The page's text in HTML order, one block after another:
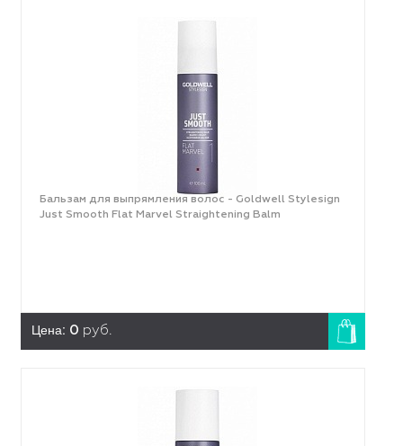
Бальзам для выпрямления волос - Goldwell Stylesign
Just Smooth Flat Marvel Straightening Balm
Цена: 0 руб.